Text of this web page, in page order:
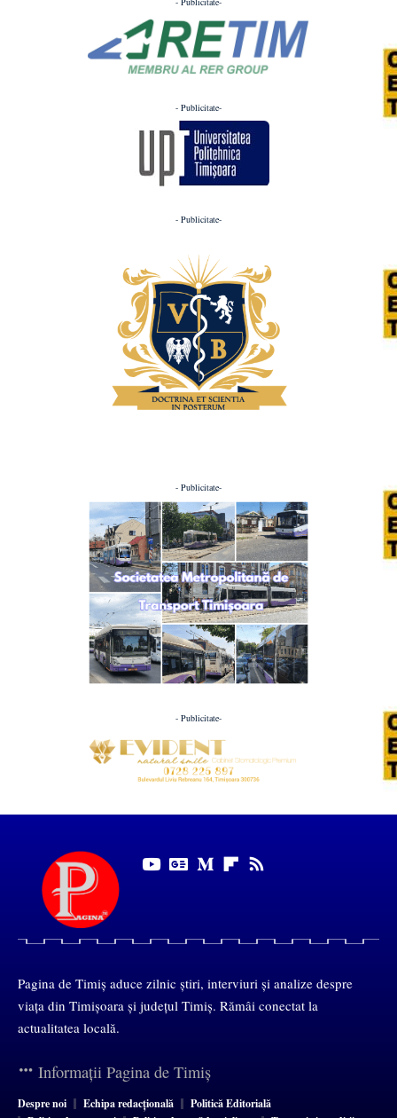
- Publicitate-
- Publicitate-
- Publicitate-
- Publicitate-
Pagina de Timiș aduce zilnic știri, interviuri și analize despre
viața din Timișoara și județul Timiș. Rămâi conectat la
actualitatea locală.
Informații Pagina de Timiș
Despre noi Echipa redacțională
Politică Editorială